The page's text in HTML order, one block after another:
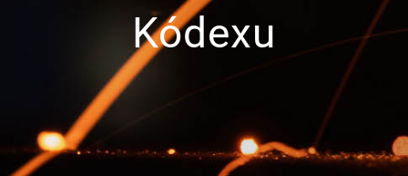
Kódexu